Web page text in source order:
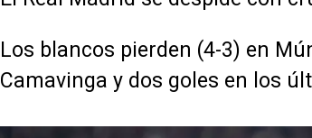
Los blancos pierden (4-3) en
Camavinga y dos goles en los